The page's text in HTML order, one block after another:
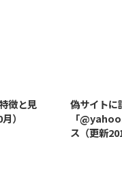
徴と見
）
偽サイトに
「
ス（更新